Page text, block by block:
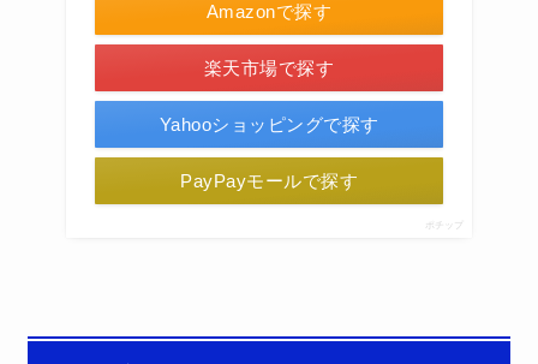
Amazonで探す
楽天市場で探す
Yahooショッピングで探す
PayPayモールで探す
ポチップ